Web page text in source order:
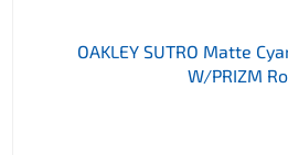
OAKLEY SUTRO Matte
W/PRIZM